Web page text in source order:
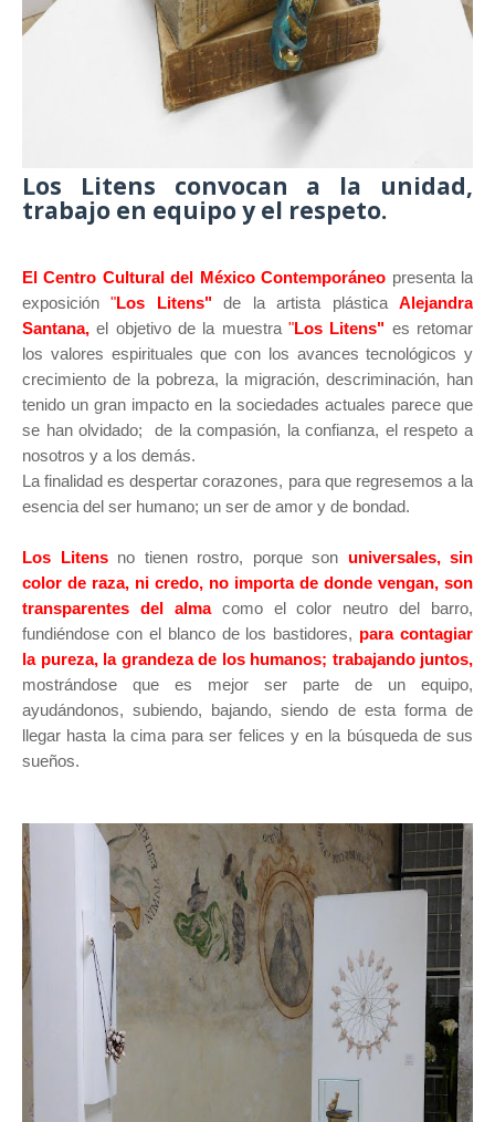
Los Litens convocan a la unidad,
trabajo en equipo y el respeto.
El Centro Cultural del México Contemporáneo presenta la
exposición "Los Litens"de la artista plásticaAlejandra
Santana, el objetivo de la muestra "Los Litens" es retomar
los valores espirituales que con los avances tecnológicos y
crecimiento de la pobreza, la migración, descriminación, han
tenido un gran impacto en la sociedades actuales parece que
se han olvidado; de la compasión, la confianza, el respeto a
nosotros y a los demás.
La finalidad es despertar corazones, para que regresemos a la
esencia del ser humano; un ser de amor y de bondad.
Los Litensno tienen rostro, porque son universales, sin
color de raza, ni credo, no importa de donde vengan, son
transparentes del almacomo el color neutro del barro,
fundiéndose con el blanco de los bastidores, para contagiar
la pureza, la grandeza de los humanos; trabajando juntos,
mostrándose que es mejor ser parte de un equipo,
ayudándonos, subiendo, bajando, siendo de esta forma de
llegar hasta la cima para ser felices y en la búsqueda de sus
sueños.